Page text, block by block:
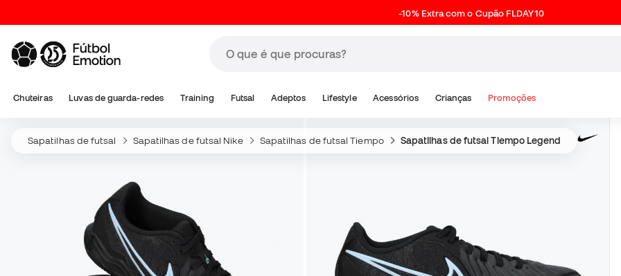
-10% Extra com o Cupão FLDAY10
Chuteiras Luvas de guarda-redes Training Futsal Adeptos Lifestyle Acessórios Crianças Promoções
Sapatilhas de futsal Sapatilhas de futsal Nike Sapatilhas de futsal Tiempo Sapatilhas de futsal Tiempo Legend Academy